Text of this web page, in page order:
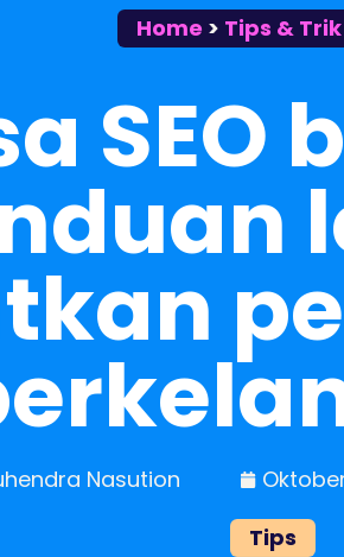
Home > Tips & Trik
SEO
Nasution
Tips